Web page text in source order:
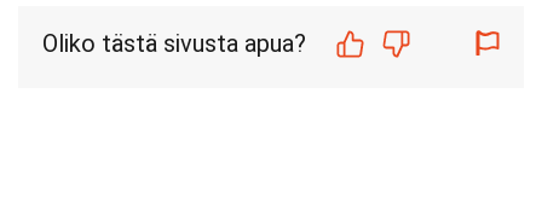
Oliko tästä sivusta apua?